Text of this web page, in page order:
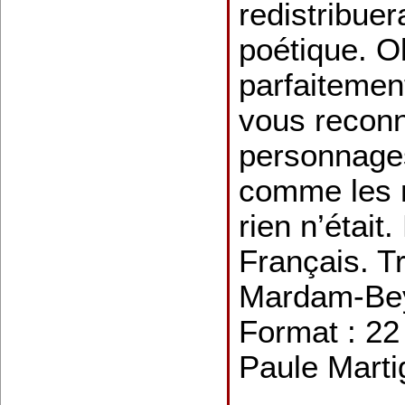
poétique.
vous
comme les
rien
Français.
Mardam-
Format :
Paule